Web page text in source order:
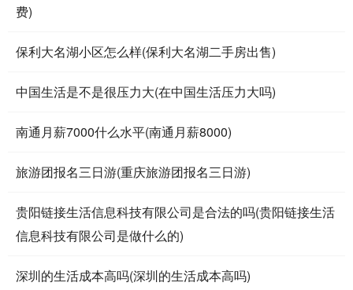
费)
保利大名湖小区怎么样(保利大名湖二手房出售)
中国生活是不是很压力大(在中国生活压力大吗)
南通月薪7000什么水平(南通月薪8000)
旅游团报名三日游(重庆旅游团报名三日游)
贵阳链接生活信息科技有限公司是合法的吗(贵阳链接生活
信息科技有限公司是做什么的)
深圳的生活成本高吗(深圳的生活成本高吗)